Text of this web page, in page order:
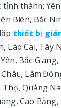
tỉnh thành:
Biên, Bắc
thiết bị
Lào Cai,
Bắc
Lâm
Quảng
Cao